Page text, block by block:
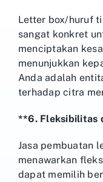
Letter box/huruf
sangat konkret
menciptakan
menunjukkan
Anda adalah
terhadap citra
**6. Fleksibilitas
Jasa pembuatan
menawarkan
dapat memilih